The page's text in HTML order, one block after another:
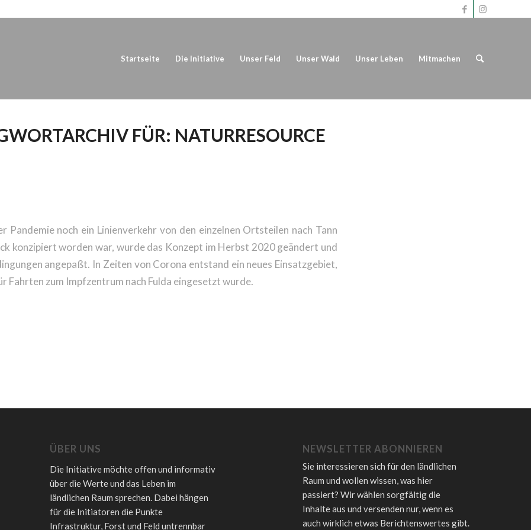
Startseite Die Initiative Unser Feld Unser Wald Unser Leben Mitmachen
FÜR: NATURRESOURCE
Pandemie noch ein Linienverkehr von den einzelnen Ortsteilen nach Tann
konzipiert worden war, wurde das Konzept im Herbst 2020 geändert und
angepaßt. In Zeiten von Corona entstand ein neues Einsatzgebiet,
Fahrten zum Impfzentrum nach Fulda eingesetzt wurde.
ÜBER UNS
Die Initiative möchte offen und informativ
über die Werte und das Leben im
ländlichen Raum sprechen. Dabei hängen
für die Initiatoren die Punkte
Infrastruktur, Forst und Feld untrennbar
NEWSLETTER ABONNIEREN
Sie interessieren sich für den ländlichen
Raum und wollen wissen, was hier
passiert? Wir wählen sorgfältig die
Inhalte aus und versenden nur, wenn es
auch wirklich etwas Berichtenswertes gibt.